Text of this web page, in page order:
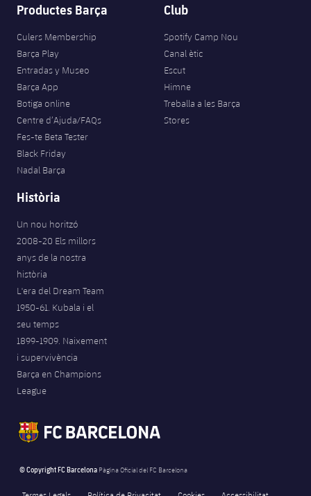
Productes Barça
Culers Membership
Barça Play
Entradas y Museo
Barça App
Botiga online
Centre d’Ajuda/FAQs
Fes-te Beta Tester
Black Friday
Nadal Barça
Club
Spotify Camp Nou
Canal ètic
Escut
Himne
Treballa a les Barça
Stores
Història
Un nou horitzó
2008-20 Els millors
anys de la nostra
història
L'era del Dream Team
1950-61. Kubala i el
seu temps
1899-1909. Naixement
i supervivència
Barça en Champions
League
© Copyright FC Barcelona Pàgina Oficial del FC Barcelona